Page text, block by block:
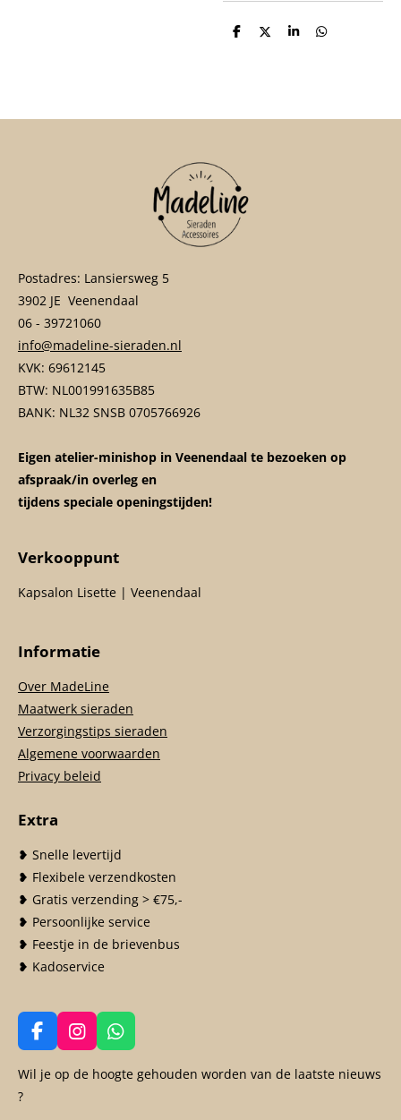
D
D
S
D
Postadres: Lansiersweg 5
3902 JE Veenendaal
06 - 39721060
info@madeline-sieraden.nl
KVK: 69612145
BTW: NL001991635B85
BANK: NL32 SNSB 0705766926
Eigen atelier-minishop in Veenendaal te bezoeken op
afspraak/in overleg en
tijdens speciale openingstijden!
Verkooppunt
Kapsalon Lisette | Veenendaal
Informatie
Over MadeLine
Maatwerk sieraden
Verzorgingstips sieraden
Algemene voorwaarden
Privacy beleid
Extra
❥ Snelle levertijd
❥ Flexibele verzendkosten
❥ Gratis verzending > €75,-
❥ Persoonlijke service
❥ Feestje in de brievenbus
❥ Kadoservice
F
a
c
I
n
s
W
h
a
Wil je op de hoogte gehouden worden van de laatste nieuws
?